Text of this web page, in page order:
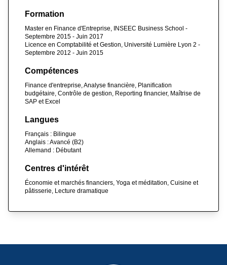
Formation
Master en Finance d'Entreprise, INSEEC Business School -
Septembre 2015 - Juin 2017
Licence en Comptabilité et Gestion, Université Lumière Lyon 2 -
Septembre 2012 - Juin 2015
Compétences
Finance d'entreprise, Analyse financière, Planification
budgétaire, Contrôle de gestion, Reporting financier, Maîtrise de
SAP et Excel
Langues
Français : Bilingue
Anglais : Avancé (B2)
Allemand : Débutant
Centres d'intérêt
Économie et marchés financiers, Yoga et méditation, Cuisine et
pâtisserie, Lecture dramatique